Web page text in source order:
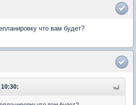
что вам будет?
10:30: